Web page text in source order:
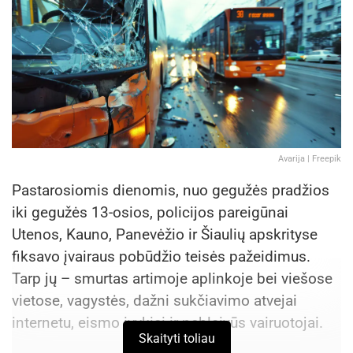
Avarija | Freepik
Pastarosiomis dienomis, nuo gegužės pradžios
iki gegužės 13-osios, policijos pareigūnai
Utenos, Kauno, Panevėžio ir Šiaulių apskrityse
fiksavo įvairaus pobūdžio teisės pažeidimus.
Tarp jų – smurtas artimoje aplinkoje bei viešose
vietose, vagystės, dažni sukčiavimo atvejai
internetu, eismo įvykiai ir neblaivūs vairuotojai.
Skaityti toliau